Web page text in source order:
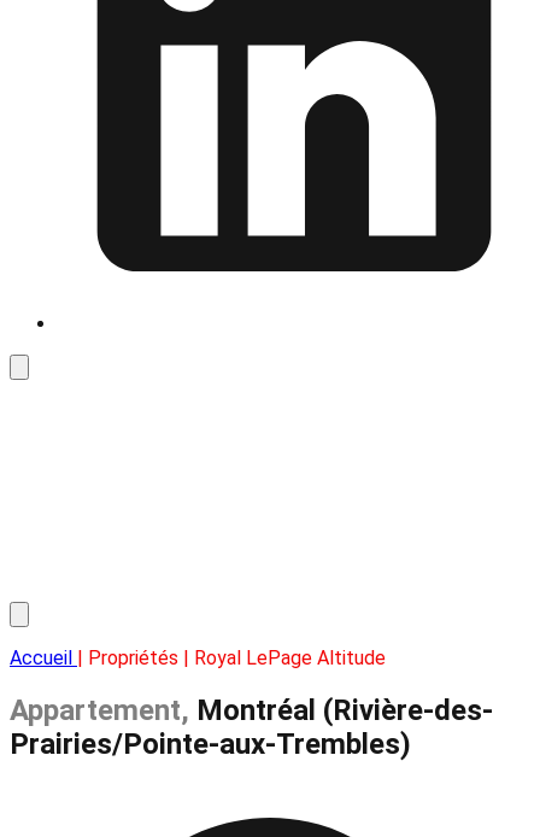
Accueil | Propriétés | Royal LePage Altitude
Appartement, Montréal (Rivière-des-
Prairies/Pointe-aux-Trembles)